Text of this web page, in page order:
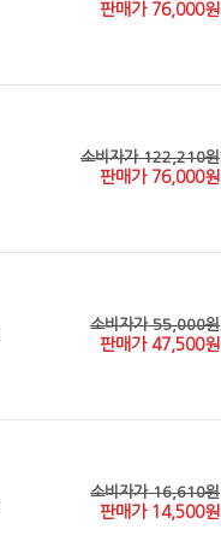
판매가 76,000원
소비자가 122,210원
판매가 76,000원
소비자가 55,000원
판매가 47,500원
소비자가 16,610원
판매가 14,500원